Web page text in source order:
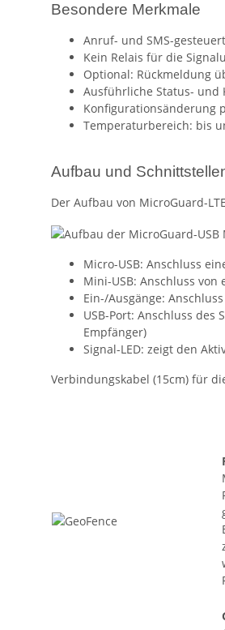
Besondere Merkmale
Anruf- und SMS-
Kein Relais für die
Optional: Rückmeldung
Ausführliche Status- und
Konfigurationsänderung
Temperaturbereich: bis
Aufbau und
Der Aufbau von MicroGuard-
Micro-USB: Anschluss
Mini-USB: Anschluss
Ein-/Ausgänge:
USB-Port: Anschluss des
Empfänger)
Signal-LED: zeigt den
Verbindungskabel (15cm) für